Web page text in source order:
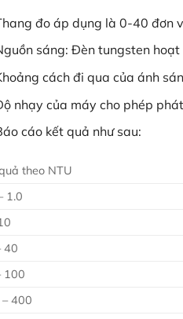
đo áp dụng là 0-40 đơn
sáng: Đèn tungsten
cách đi qua của ánh
nhạy của máy cho phép
cáo kết quả như sau:
theo NTU
1.0
40
100
400